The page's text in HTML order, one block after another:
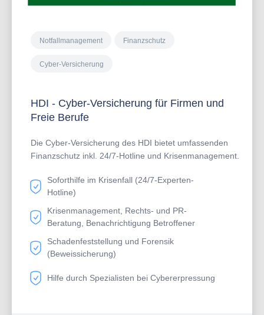
Notfallmanagement Finanzschutz
Cyber-Versicherung
HDI - Cyber-Versicherung für Firmen und
Freie Berufe
Die Cyber-Versicherung des HDI bietet umfassenden
Finanzschutz inkl. 24/7-Hotline und Krisenmanagement.
Soforthilfe im Krisenfall (24/7-Experten-
Hotline)
Krisenmanagement, Rechts- und PR-
Beratung, Benachrichtigung Betroffener
Schadenfeststellung und Forensik
(Beweissicherung)
Hilfe durch Spezialisten bei Cybererpressung